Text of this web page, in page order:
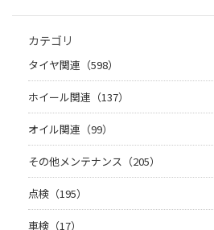
カテゴリ
タイヤ関連（598）
ホイール関連（137）
オイル関連（99）
その他メンテナンス（205）
点検（195）
車検（17）